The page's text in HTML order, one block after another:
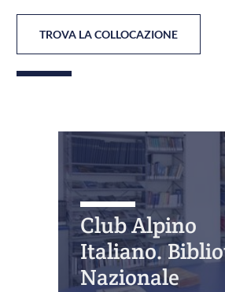
TROVA LA COLLOCAZIONE
Club Alpino
Italiano.
Nazionale